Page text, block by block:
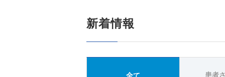
新着情報
全て 患者